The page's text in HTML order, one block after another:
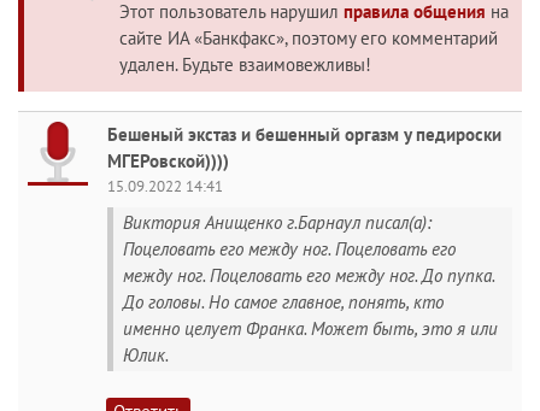
Этот пользователь нарушил правила общения на
сайте ИА «Банкфакс», поэтому его комментарий
удален. Будьте взаимовежливы!
Бешеный экстаз и бешенный оргазм у педироски
МГЕРовской))))
15.09.2022 14:41
Виктория Анищенко г.Барнаул писал(а):
Поцеловать его между ног. Поцеловать его
между ног. Поцеловать его между ног. До пупка.
До головы. Но самое главное, понять, кто
именно целует Франка. Может быть, это я или
Юлик.